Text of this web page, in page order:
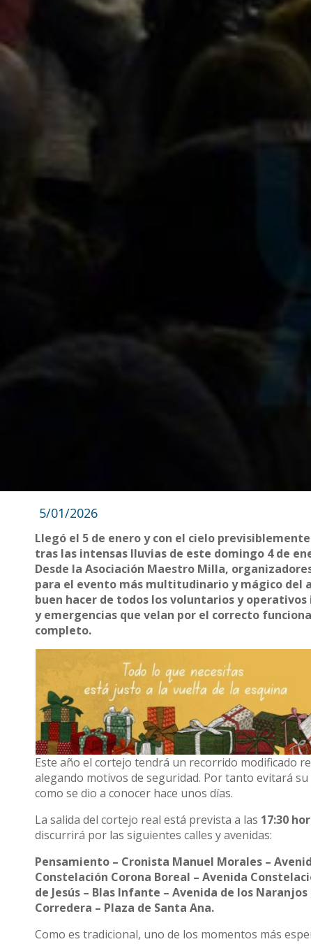
5/01/2026
Llegó el 5 de enero y con el cielo
tras las intensas lluvias de este domingo 4 de
Desde la Asociación Maestro Milla,
para el evento más multitudinario y mágico del
buen hacer de todos los voluntarios y
y emergencias que velan por el correcto
completo.
Este año el cortejo tendrá un recorrido modificado
alegando motivos de seguridad. Por tanto evitará
como se dio a conocer hace unos días.
La salida del cortejo real está prevista a las 17:30
discurrirá por las siguientes calles y avenidas:
Pensamiento – Cronista Manuel Morales –
Constelación Corona Boreal – Avenida
de Jesús – Blas Infante – Avenida de los
Corredera – Plaza de Santa Ana.
Como es tradicional, uno de los momentos más